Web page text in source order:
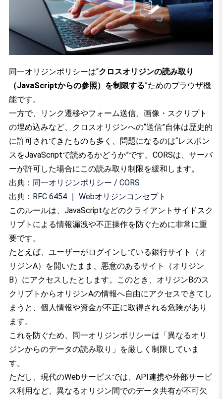
同一オリジンポリシーは“クロスオリジンの読み取り
（JavaScriptからの参照）を制限する”ためのブラウザ機
能です。
一方で、リンク遷移やフォーム送信、画像・スクリプト
の埋め込みなど、クロスオリジンへの“送信”自体は歴史的
に許可されてきたものも多く、問題になるのは“レスポン
スをJavaScriptで読めるかどうか”です。CORSは、サーバ
ーが許可した場合にこの読み取り制限を緩和します。
出典： 同一オリジンポリシー / CORS
出典： RFC 6454 ｜ Webオリジンコンセプト
このルールは、JavaScriptなどのクライアントサイドスク
リプトによる情報漏洩や不正操作を防ぐために非常に重
要です。
たとえば、ユーザーがログインしている銀行サイト（オ
リジンA）を開いたまま、悪意のあるサイト（オリジン
B）にアクセスしたとします。このとき、オリジンBのス
クリプトからオリジンAの情報へ自由にアクセスできてし
まうと、個人情報や資金が不正に取得される危険があり
ます。
これを防ぐため、同一オリジンポリシーは「異なるオリ
ジンからのデータの読み取り」を厳しく制限していま
す。
ただし、現代のWebサービスでは、API連携や外部サービ
ス利用など、異なるオリジン間でのデータ共有が不可欠